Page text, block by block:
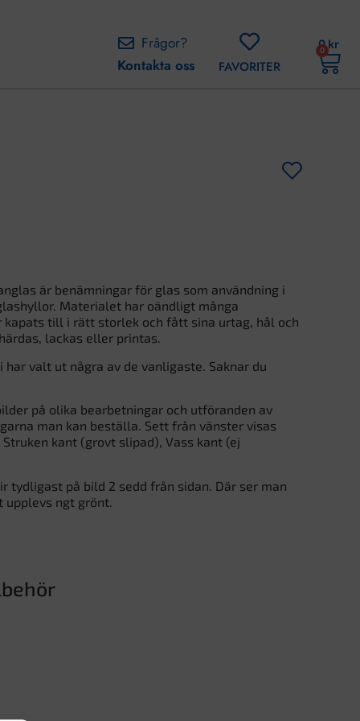
Frågor?
Kontakta oss
FAVORITER
0kr
0
är benämningar för glas som användning i
Materialet har oändligt många
till i rätt storlek och fått sina urtag, hål och
lackas eller printas.
valt ut några av de vanligaste. Saknar du
på olika bearbetningar och utföranden av
man kan beställa. Sett från vänster visas
Struken kant (grovt slipad), Vass kant (ej
på bild 2 sedd från sidan. Där ser man
ngt grönt.